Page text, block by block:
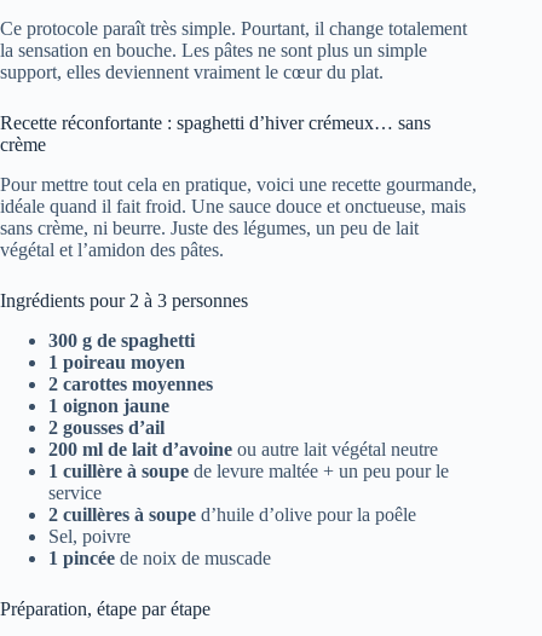
Ce protocole paraît très simple. Pourtant, il change totalement
la sensation en bouche. Les pâtes ne sont plus un simple
support, elles deviennent vraiment le cœur du plat.
Recette réconfortante : spaghetti d’hiver crémeux… sans
crème
Pour mettre tout cela en pratique, voici une recette gourmande,
idéale quand il fait froid. Une sauce douce et onctueuse, mais
sans crème, ni beurre. Juste des légumes, un peu de lait
végétal et l’amidon des pâtes.
Ingrédients pour 2 à 3 personnes
300 g de spaghetti
1 poireau moyen
2 carottes moyennes
1 oignon jaune
2 gousses d’ail
200 ml de lait d’avoine ou autre lait végétal neutre
1 cuillère à soupe de levure maltée + un peu pour le
service
2 cuillères à soupe d’huile d’olive pour la poêle
Sel, poivre
1 pincée de noix de muscade
Préparation, étape par étape